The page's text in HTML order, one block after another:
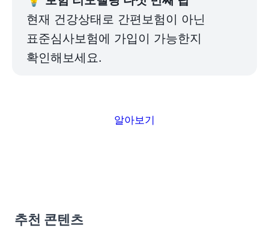
현재 건강상태로 간편보험이 아닌
표준심사보험에 가입이 가능한지
확인해보세요.
알아보기
추천 콘텐츠